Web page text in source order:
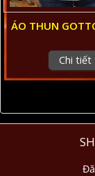
ÁO THUN
Chi tiết